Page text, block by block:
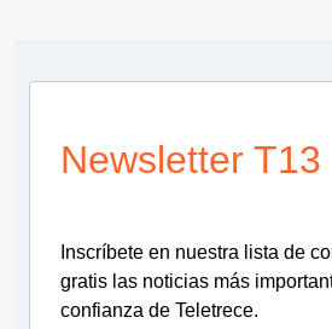
Newsletter T13
Inscríbete en nuestra lista de
gratis las noticias más
confianza de Teletrece.